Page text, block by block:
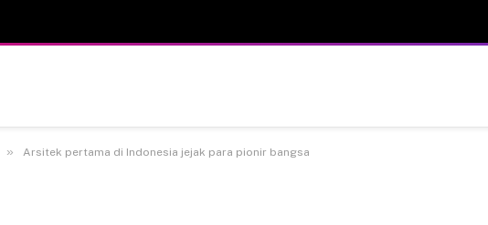
» Arsitek pertama di Indonesia jejak para pionir bangsa